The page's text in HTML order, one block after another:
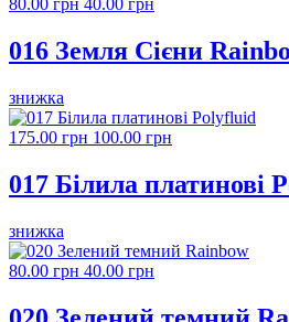
80.00 грн 40.00 грн
016 Земля Сієни
знижка
175.00 грн 100.00 грн
017 Білила платинові
знижка
80.00 грн 40.00 грн